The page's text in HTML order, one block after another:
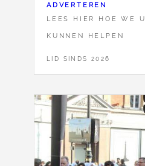
ADVERTEREN
LEES HIER HOE WE U
KUNNEN HELPEN
LID SINDS 2026